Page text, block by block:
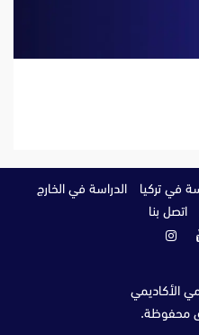
في تركيا
الدراسة في الخارج
اتصل بنا
انستغرام
الأكاديمي
محفوظة.